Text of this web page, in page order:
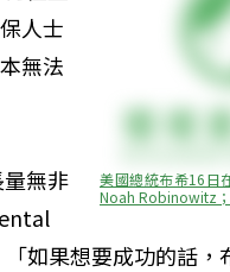
美國總統布希16日
Noah Robinowitz；
人士
無法
無非
如果想要成功的話，